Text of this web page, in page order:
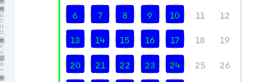
6 7 8 9 10 11 12
13 14 15 16 17 18 19
20 21 22 23 24 25 26